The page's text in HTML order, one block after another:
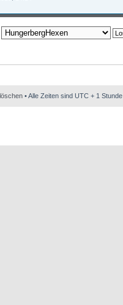
• Alle Zeiten sind UTC + 1 Stunde